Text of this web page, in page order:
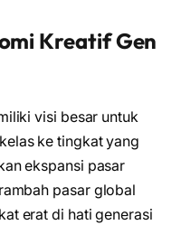
Kreatif Gen
visi besar untuk
ke tingkat yang
ekspansi pasar
pasar global
erat di hati generasi